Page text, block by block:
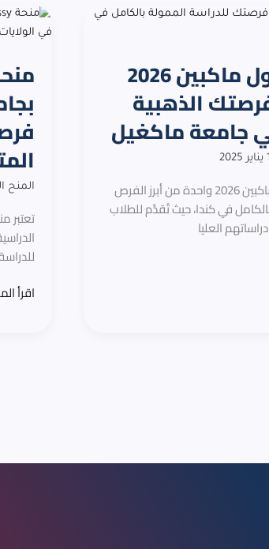
منحة ماكول ماكبين 2026
الذهبية
جامعة ماكغيل
تُعد منحة ماكول ماكبين 2026 واحدة من أبرز الفرص
في كندا، حيث تُقدَّم للطلاب
العليا
المنح
تعتبر
منحة
Knight
2026
|
فرصتك
في
اقرأ